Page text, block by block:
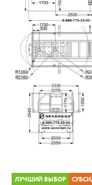
ЛУЧШИЙ ВЫБОР